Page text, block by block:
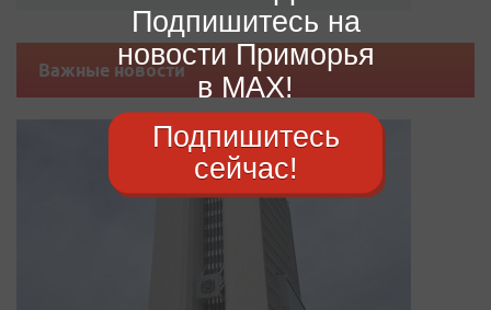
Важные новости
Подпишитесь на
новости Приморья
в MAX!
Подпишитесь
сейчас!